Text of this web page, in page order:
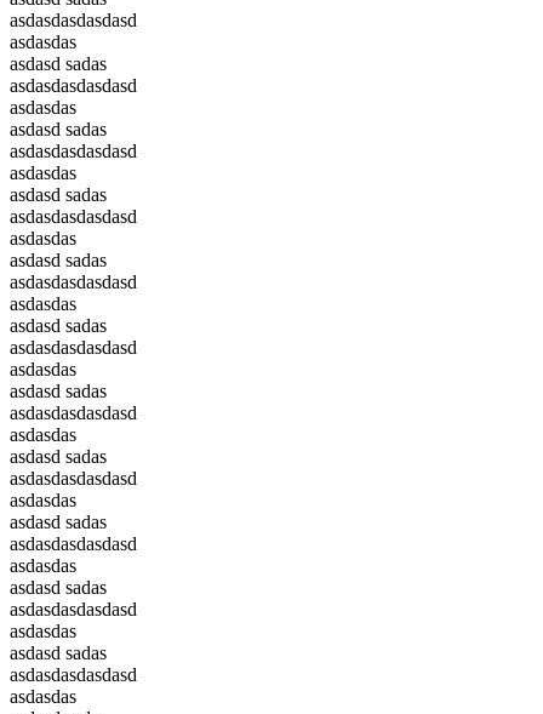
asdasdasdasdasd
asdasdas
asdasd sadas
asdasdasdasdasd
asdasdas
asdasd sadas
asdasdasdasdasd
asdasdas
asdasd sadas
asdasdasdasdasd
asdasdas
asdasd sadas
asdasdasdasdasd
asdasdas
asdasd sadas
asdasdasdasdasd
asdasdas
asdasd sadas
asdasdasdasdasd
asdasdas
asdasd sadas
asdasdasdasdasd
asdasdas
asdasd sadas
asdasdasdasdasd
asdasdas
asdasd sadas
asdasdasdasdasd
asdasdas
asdasd sadas
asdasdasdasdasd
asdasdas